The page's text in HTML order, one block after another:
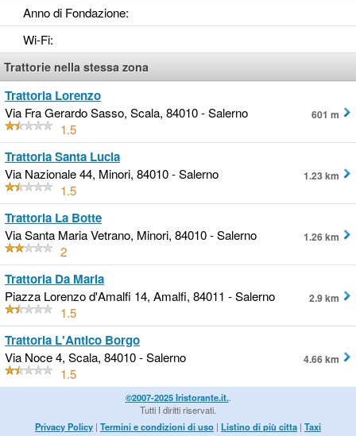
Anno di Fondazione:
Wi-Fi:
Trattorie nella stessa zona
Trattoria Lorenzo
Via Fra Gerardo Sasso, Scala, 84010 - Salerno
1.5
601 m
Trattoria Santa Lucia
Via Nazionale 44, Minori, 84010 - Salerno
1.5
1.23 km
Trattoria La Botte
Via Santa Maria Vetrano, Minori, 84010 - Salerno
2
1.26 km
Trattoria Da Maria
Piazza Lorenzo d'Amalfi 14, Amalfi, 84011 - Salerno
1.5
2.9 km
Trattoria L'Antico Borgo
Via Noce 4, Scala, 84010 - Salerno
1.5
4.66 km
©2007-2025 Iristorante.it..
Tutti I diritti riservati.
Privacy Policy | Termini e condizioni di uso | Listino di più citta | Taxi